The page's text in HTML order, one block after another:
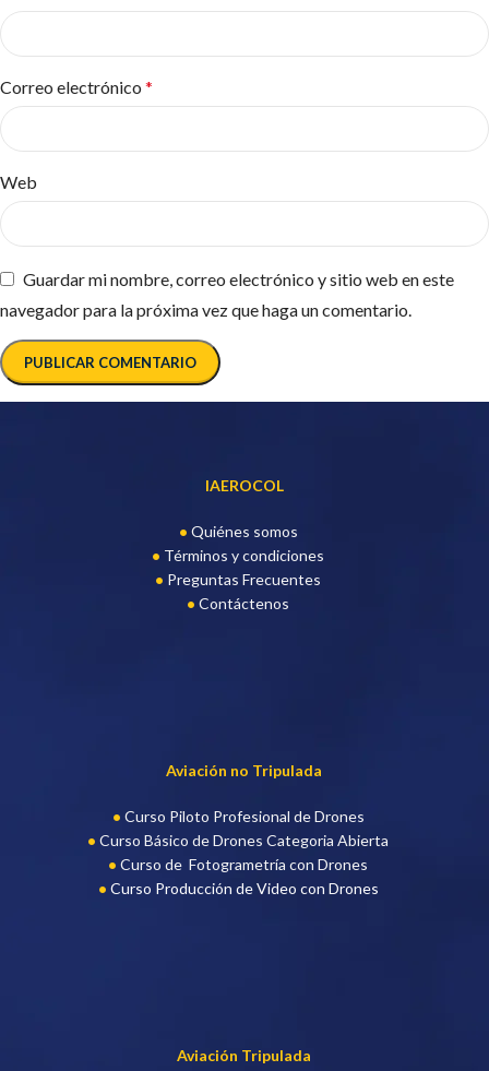
Correo electrónico *
Web
Guardar mi nombre, correo electrónico y sitio web en este
navegador para la próxima vez que haga un comentario.
IAEROCOL
Quiénes somos
Términos y condiciones
Preguntas Frecuentes
Contáctenos
Aviación no Tripulada
Curso Piloto Profesional de Drones
Curso Básico de Drones Categoria Abierta
Curso de Fotogrametría con Drones
Curso Producción de Video con Drones
Aviación Tripulada